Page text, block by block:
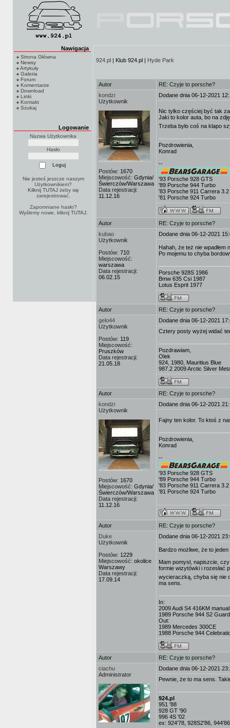
Nawigacja
Strona Główna
Newsy
Artykuły
Galeria
Forum
Komentarze
Download
Linki
Kontakt
Szukaj
Logowanie
Nazwa Użytkownika
Hasło
Nie jesteś jeszcze naszym
Użytkownikiem?
Kilknij TUTAJżeby się
zarejestrować.
Zapomniane hasło?
Wyślemy nowe, kliknij TUTAJ.
924.pl | Klub 924.pl | Hyde Park
Autor
RE: Czyje to porsche?
kondzi
Użytkownik
Postów: 1670
Miejscowość: Gdynia/
Świerczów/Warszawa
Data rejestracji:
11.12.16
Dodane dnia 06-12-2021
Nic tylko częściej być tak
Jaki to kolor auta, bo na
Trzeba było coś na klapo
Pozdrowienia,
Konrad
--
'93 Porsche 928 GTS
'89 Porsche 944 Turbo
'83 Porsche 911 Carrera 3.2
'81 Porsche 924 Turbo
Autor
RE: Czyje to porsche?
kubao
Użytkownik
Postów: 710
Miejscowość:
warszawa
Data rejestracji:
06.02.15
Dodane dnia 06-12-2021
Hahah, że też nie wpadłem
Po mojemu to chyba
Porsche 928S 1986
Bmw 635 Csi 1987
Lotus Esprit 1977
Autor
RE: Czyje to porsche?
gelo44
Użytkownik
Postów: 119
Miejscowość:
Pruszków
Data rejestracji:
21.05.18
Dodane dnia 06-12-2021
Cztery posty wyżej widać
Pozdrawiam,
Olek
924, 1980, Mauritius Blue
987.2 2009 Arctic Silver
Autor
RE: Czyje to porsche?
kondzi
Użytkownik
Postów: 1670
Miejscowość: Gdynia/
Świerczów/Warszawa
Data rejestracji:
11.12.16
Dodane dnia 06-12-2021
Fajny ten kolor. To ktoś z
Pozdrowienia,
Konrad
--
'93 Porsche 928 GTS
'89 Porsche 944 Turbo
'83 Porsche 911 Carrera 3.2
'81 Porsche 924 Turbo
Autor
RE: Czyje to porsche?
Duke
Użytkownik
Postów: 1229
Miejscowość: okolice
Warszawy
Data rejestracji:
17.09.14
Dodane dnia 06-12-2021
Bardzo możliwe, że to
Mam pomysł, napiszcie,
formie wizytówki i rozesłać
wycieraczką, chyba się nie
ma sens.
In:
2009 Audi S4 416KM
1989 Porsche 944 S2
Out:
1989 Mercedes 300CE
1988 Porsche 944
Autor
RE: Czyje to porsche?
ciachu
Administrator
Dodane dnia 06-12-2021
Pewnie, że to ma sens.
924.pl
951 '88
928 GT '90
996 4S '02
ex: 924'78, 928S2'86, 944'86